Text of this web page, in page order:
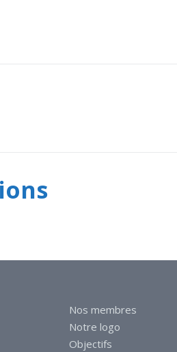
Nos membres
Notre logo
Objectifs